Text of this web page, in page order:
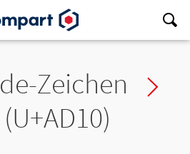
Zeichen
(U+AD10)